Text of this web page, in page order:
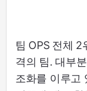
팀 OPS 전체
격의 팀. 대부
조화를 이루고